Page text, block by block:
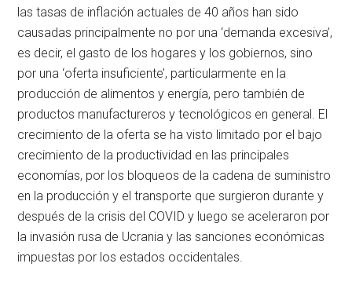
las tasas de inflación actuales de 40 años han sido
causadas principalmente no por una ‘demanda excesiva’,
es decir, el gasto de los hogares y los gobiernos, sino
por una ‘oferta insuficiente’, particularmente en la
producción de alimentos y energía, pero también de
productos manufactureros y tecnológicos en general. El
crecimiento de la oferta se ha visto limitado por el bajo
crecimiento de la productividad en las principales
economías, por los bloqueos de la cadena de suministro
en la producción y el transporte que surgieron durante y
después de la crisis del COVID y luego se aceleraron por
la invasión rusa de Ucrania y las sanciones económicas
impuestas por los estados occidentales.